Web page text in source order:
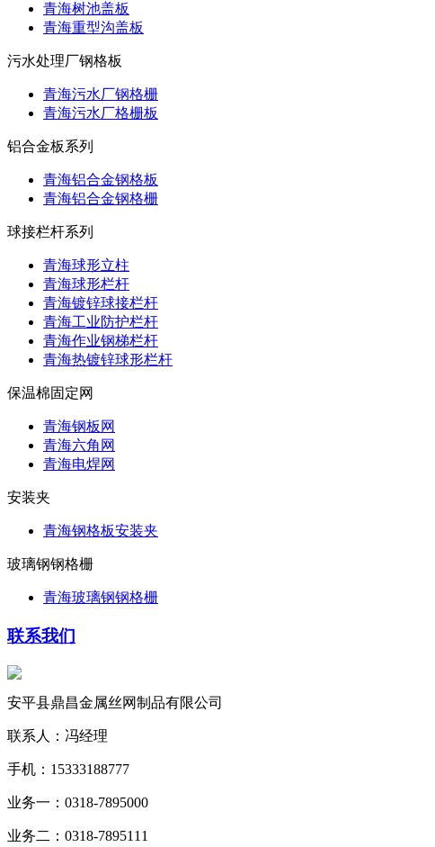
青海树池盖板
青海重型沟盖板
污水处理厂钢格板
青海污水厂钢格栅
青海污水厂格栅板
铝合金板系列
青海铝合金钢格板
青海铝合金钢格栅
球接栏杆系列
青海球形立柱
青海球形栏杆
青海镀锌球接栏杆
青海工业防护栏杆
青海作业钢梯栏杆
青海热镀锌球形栏杆
保温棉固定网
青海钢板网
青海六角网
青海电焊网
安装夹
青海钢格板安装夹
玻璃钢钢格栅
青海玻璃钢钢格栅
联系我们
安平县鼎昌金属丝网制品有限公司
联系人：冯经理
手机：15333188777
业务一：0318-7895000
业务二：0318-7895111